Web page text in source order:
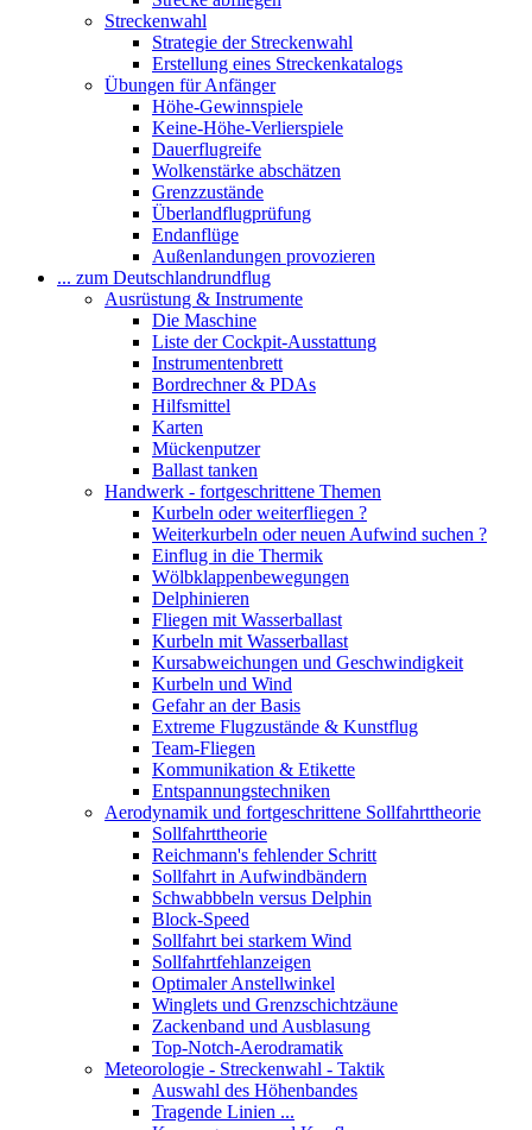
Streckenwahl
Strategie der Streckenwahl
Erstellung eines Streckenkatalogs
Übungen für Anfänger
Höhe-Gewinnspiele
Keine-Höhe-Verlierspiele
Dauerflugreife
Wolkenstärke abschätzen
Grenzzustände
Überlandflugprüfung
Endanflüge
Außenlandungen provozieren
... zum Deutschlandrundflug
Ausrüstung & Instrumente
Die Maschine
Liste der Cockpit-Ausstattung
Instrumentenbrett
Bordrechner & PDAs
Hilfsmittel
Karten
Mückenputzer
Ballast tanken
Handwerk - fortgeschrittene Themen
Kurbeln oder weiterfliegen ?
Weiterkurbeln oder neuen Aufwind suchen ?
Einflug in die Thermik
Wölbklappenbewegungen
Delphinieren
Fliegen mit Wasserballast
Kurbeln mit Wasserballast
Kursabweichungen und Geschwindigkeit
Kurbeln und Wind
Gefahr an der Basis
Extreme Flugzustände & Kunstflug
Team-Fliegen
Kommunikation & Etikette
Entspannungstechniken
Aerodynamik und fortgeschrittene Sollfahrttheorie
Sollfahrttheorie
Reichmann's fehlender Schritt
Sollfahrt in Aufwindbändern
Schwabbbeln versus Delphin
Block-Speed
Sollfahrt bei starkem Wind
Sollfahrtfehlanzeigen
Optimaler Anstellwinkel
Winglets und Grenzschichtzäune
Zackenband und Ausblasung
Top-Notch-Aerodramatik
Meteorologie - Streckenwahl - Taktik
Auswahl des Höhenbandes
Tragende Linien ...